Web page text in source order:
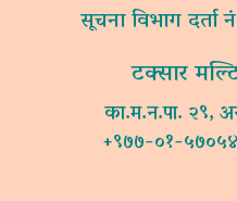
सूचना विभाग
टक्सार
का.म.न.पा. २९,
+९७७-०१-